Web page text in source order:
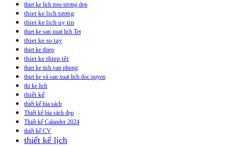
thiet ke lich treo tương dep
thiet ke lich tương
thiet ke lich uy tin
thiet ke san xuat lich Tet
thiet ke so tay
thiet ke thiep
thiet ke thiep têt
thiet ke tich van phong
thiet ke và san xuat lich doc quyen
thi ke lich
thiết kế
thiết kế bìa sách
Thiết kế bìa sách đẹp
Thiết kế Calander 2024
thiết kế CV
thiết kế lịch